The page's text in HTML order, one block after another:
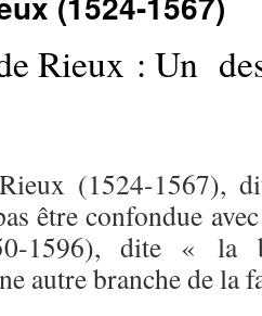
Rieux : Un
(1524-1567),
être confondue
1596), dite « la
autre branche de la